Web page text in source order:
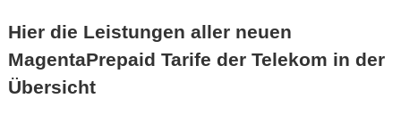
Hier die Leistungen aller neuen
MagentaPrepaid Tarife der Telekom in der
Übersicht